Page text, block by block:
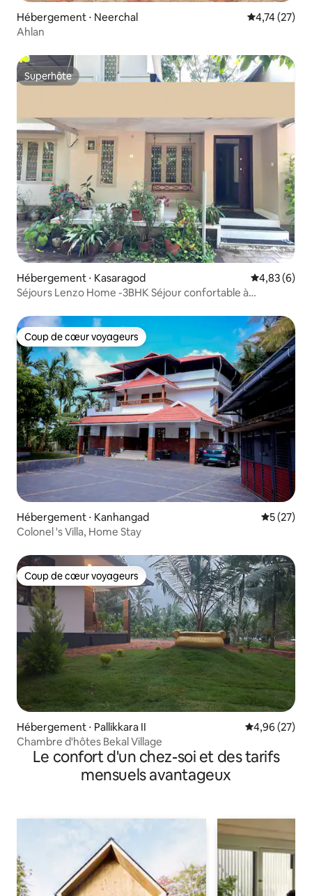
Hébergement ⋅ Neerchal Évaluation
4,74 (27)
Ahlan
Superhôte
Superhôte
Hébergement ⋅ Kasaragod Évaluation
4,83 (6)
Séjours Lenzo Home -3BHK Séjour confortable à
Coup de cœur voyageurs
Coup de cœur voyageurs
Hébergement ⋅ Kanhangad
5 (27)
Colonel 's Villa, Home Stay
Coup de cœur voyageurs
Coup de cœur voyageurs
Hébergement ⋅ Pallikkara II Évaluation
4,96 (27)
Chambre d'hôtes Bekal Village
Le confort d'un chez-soi et des tarifs
mensuels avantageux